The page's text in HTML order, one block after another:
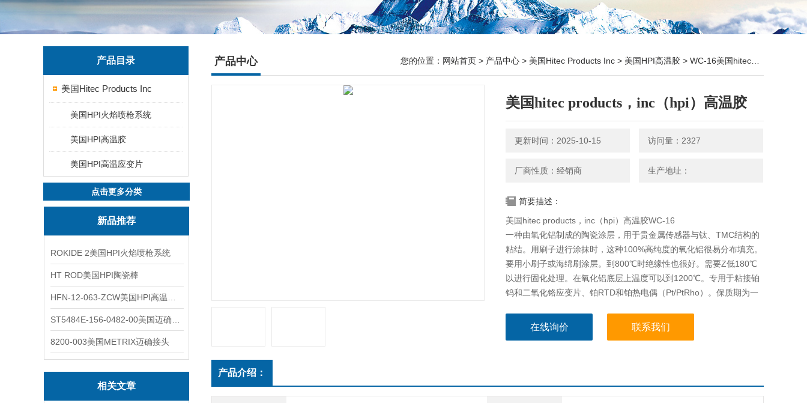
产品目录
美国Hitec Products Inc
美国HPI火焰喷枪系统
美国HPI高温胶
美国HPI高温应变片
点击更多分类
新品推荐
ROKIDE 2美国HPI火焰喷枪系统
HT ROD美国HPI陶瓷棒
8200-003美国METRIX迈确接头
相关文章
产品中心 您的位置： 网站首页 > 产品中心 > 美国Hitec Products Inc > 美国HPI高温胶 > WC-16美国hitec products，inc（hpi）高温胶
美国hitec products，inc（hpi）高温胶
更新时间：2025-10-15 访问量：2327
厂商性质：经销商 生产地址：
简要描述：
美国hitec products，inc（hpi）高温胶WC-16
一种由氧化铝制成的陶瓷涂层，用于贵金属传感器与钛、TMC结构的
粘结。用刷子进行涂抹时，这种100%高纯度的氧化铝很易分布填充。
要用小刷子或海绵刷涂层。到800℃时绝缘性也很好。需要Z低180℃
以进行固化处理。在氧化铝底层上温度可以到1200℃。专用于粘接铂
钨和二氧化铬应变片、铂RTD和铂热电偶（Pt/PtRho）。保质期为一
在线询价 联系我们
产品介绍：